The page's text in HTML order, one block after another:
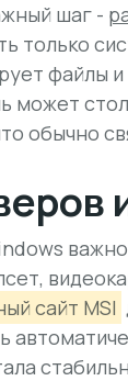
шаг -
только
файлы
может
обычно
сайт MSI